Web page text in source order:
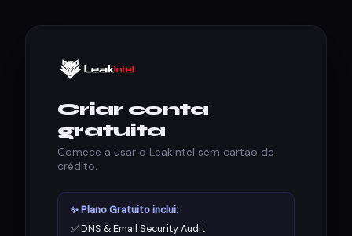
Criar conta
gratuita
Comece a usar o LeakIntel sem cartão de
crédito.
✨ Plano Gratuito inclui:
✅ DNS & Email Security Audit